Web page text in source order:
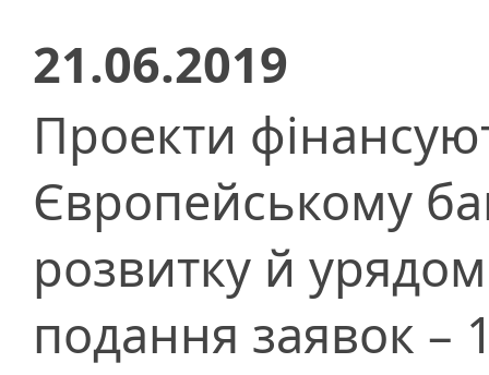
21.06.2019
Проекти
Європейському
розвитку й урядом
подання заявок –